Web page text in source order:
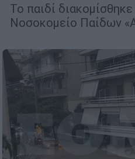
Το παιδί
Νοσοκομείο Παίδων